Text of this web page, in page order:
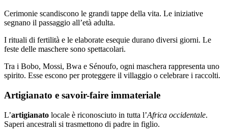
Cerimonie scandiscono le grandi tappe della vita. Le iniziative
segnano il passaggio all’età adulta.
I rituali di fertilità e le elaborate esequie durano diversi giorni. Le
feste delle maschere sono spettacolari.
Tra i Bobo, Mossi, Bwa e Sénoufo, ogni maschera rappresenta uno
spirito. Esse escono per proteggere il villaggio o celebrare i raccolti.
Artigianato e savoir-faire immateriale
L’artigianato locale è riconosciuto in tutta l’Africa occidentale.
Saperi ancestrali si trasmettono di padre in figlio.